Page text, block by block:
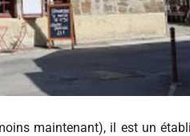
maintenant), il est un